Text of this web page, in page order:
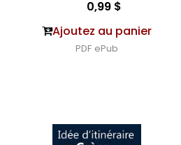
0,99 $
Ajoutez au panier
PDF ePub